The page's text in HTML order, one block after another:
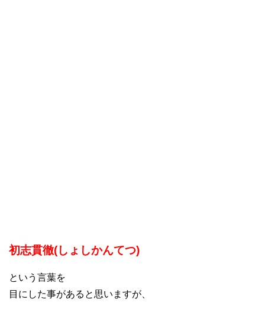
初志貫徹(しょしかんてつ)
という言葉を
目にした事があると思いますが、